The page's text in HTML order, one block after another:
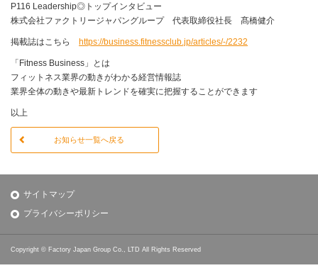
P116 Leadership◎トップインタビュー
株式会社ファクトリージャパングループ 代表取締役社長 髙橋健介
掲載誌はこちら https://business.fitnessclub.jp/articles/-/2232
「Fitness Business」とは
フィットネス業界の動きがわかる経営情報誌
業界全体の動きや最新トレンドを確実に把握することができます
以上
お知らせ一覧へ戻る
サイトマップ
プライバシーポリシー
Copyright © Factory Japan Group Co., LTD All Rights Reserved